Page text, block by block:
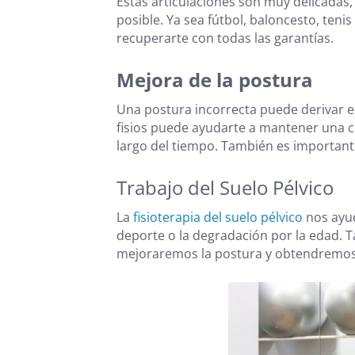
posible. Ya sea fútbol, baloncesto,
recuperarte con todas las garantías.
Mejora de la postura
Una postura incorrecta puede derivar
fisios puede ayudarte a mantener una
largo del tiempo. También es
Trabajo del Suelo Pélvico
La fisioterapia del suelo pélvico nos
deporte o la degradación por la edad.
mejoraremos la postura y